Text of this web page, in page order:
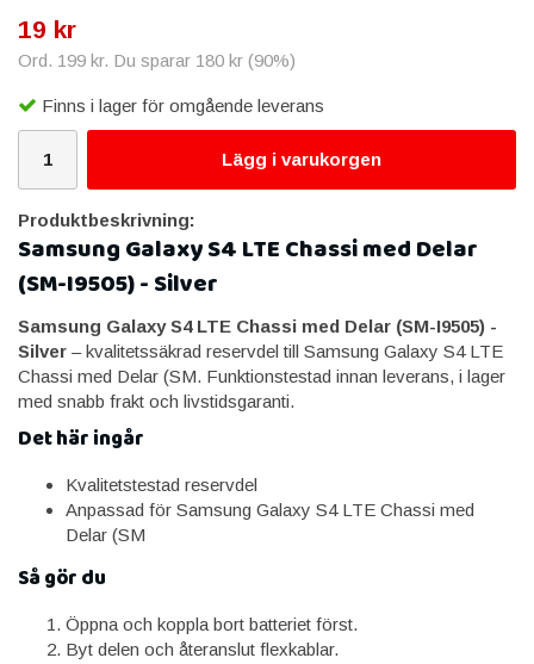
19 kr
Ord. 199 kr. Du sparar 180 kr (90%)
Finns i lager för omgående leverans
Lägg i varukorgen
Produktbeskrivning:
Samsung Galaxy S4 LTE Chassi med Delar
(SM-I9505) - Silver
Samsung Galaxy S4 LTE Chassi med Delar (SM-I9505) -
Silver – kvalitetssäkrad reservdel till Samsung Galaxy S4 LTE
Chassi med Delar (SM. Funktionstestad innan leverans, i lager
med snabb frakt och livstidsgaranti.
Det här ingår
Kvalitetstestad reservdel
Anpassad för Samsung Galaxy S4 LTE Chassi med
Delar (SM
Så gör du
Öppna och koppla bort batteriet först.
Byt delen och återanslut flexkablar.